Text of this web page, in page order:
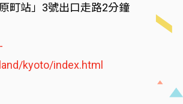
原町站」3號出口走路2分鐘
kyoto/index.html